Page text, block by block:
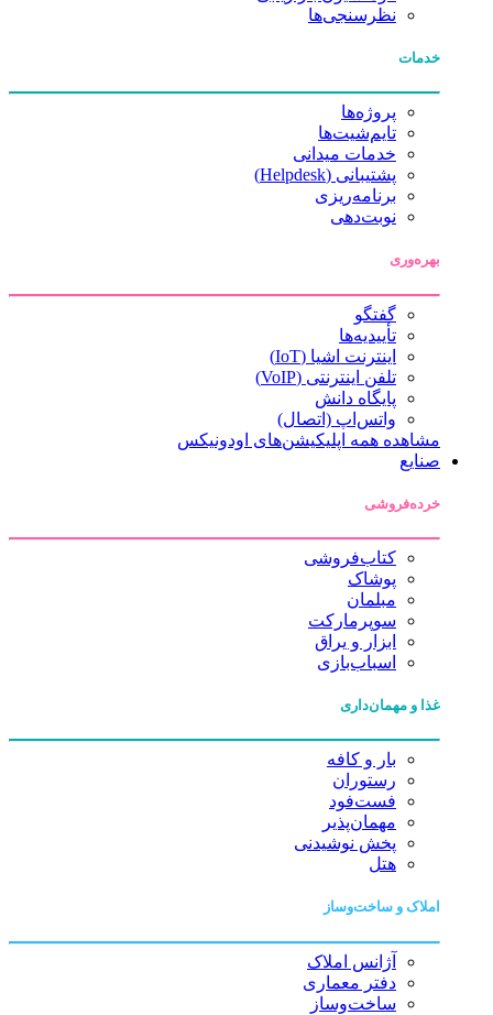
نظرسنجی‌ها
خدمات
پروژه‌ها
تایم‌شیت‌ها
خدمات میدانی
پشتیبانی (Helpdesk)
برنامه‌ریزی
نوبت‌دهی
بهره‌وری
گفتگو
تأییدیه‌ها
اینترنت اشیا (IoT)
تلفن اینترنتی (VoIP)
پایگاه دانش
واتس‌اپ (اتصال)
مشاهده همه اپلیکیشن‌های اودونیکس
صنایع
خرده‌فروشی
کتاب‌فروشی
پوشاک
مبلمان
سوپرمارکت
ابزار و یراق
اسباب‌بازی
غذا و مهمان‌داری
بار و کافه
رستوران
فست‌فود
مهمان‌پذیر
پخش نوشیدنی
هتل
املاک و ساخت‌وساز
آژانس املاک
دفتر معماری
ساخت‌وساز